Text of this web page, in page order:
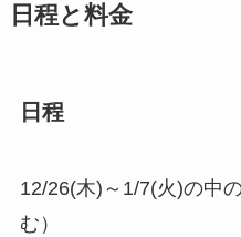
日程と料金
日程
12/26(木)～1/7(火)の中
む）